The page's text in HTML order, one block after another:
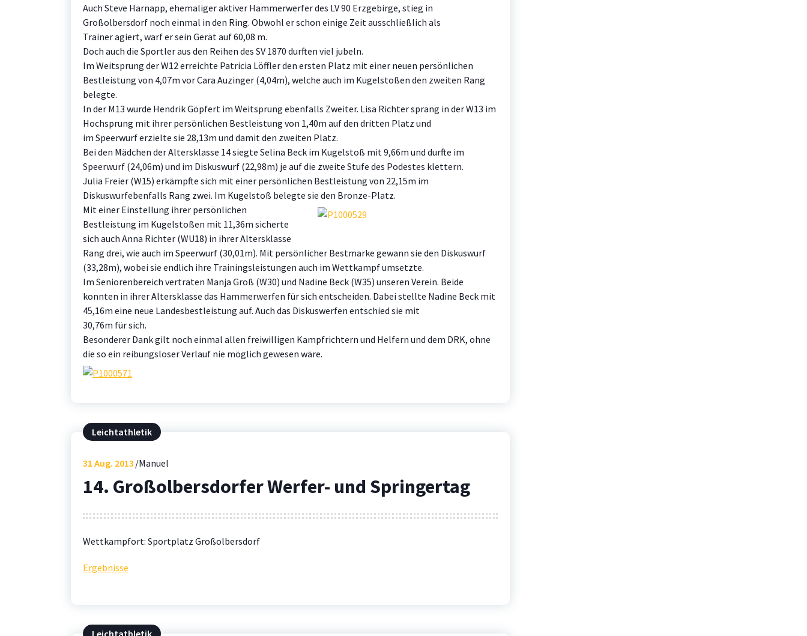
Auch Steve Harnapp, ehemaliger aktiver Hammerwerfer des LV 90 Erzgebirge, stieg in
Großolbersdorf noch einmal in den Ring. Obwohl er schon einige Zeit ausschließlich als
Trainer agiert, warf er sein Gerät auf 60,08 m.
Doch auch die Sportler aus den Reihen des SV 1870 durften viel jubeln.
Im Weitsprung der W12 erreichte Patricia Löffler den ersten Platz mit einer neuen persönlichen
Bestleistung von 4,07m vor Cara Auzinger (4,04m), welche auch im Kugelstoßen den zweiten Rang
belegte.
In der M13 wurde Hendrik Göpfert im Weitsprung ebenfalls Zweiter. Lisa Richter sprang in der W13 im
Hochsprung mit ihrer persönlichen Bestleistung von 1,40m auf den dritten Platz und
im Speerwurf erzielte sie 28,13m und damit den zweiten Platz.
Bei den Mädchen der Altersklasse 14 siegte Selina Beck im Kugelstoß mit 9,66m und durfte im
Speerwurf (24,06m) und im Diskuswurf (22,98m) je auf die zweite Stufe des Podestes klettern.
Julia Freier (W15) erkämpfte sich mit einer persönlichen Bestleistung von 22,15m im
Diskuswurfebenfalls Rang zwei. Im Kugelstoß belegte sie den Bronze-Platz.
Mit einer Einstellung ihrer persönlichen
Bestleistung im Kugelstoßen mit 11,36m sicherte
sich auch Anna Richter (WU18) in ihrer Altersklasse
Rang drei, wie auch im Speerwurf (30,01m). Mit persönlicher Bestmarke gewann sie den Diskuswurf
(33,28m), wobei sie endlich ihre Trainingsleistungen auch im Wettkampf umsetzte.
Im Seniorenbereich vertraten Manja Groß (W30) und Nadine Beck (W35) unseren Verein. Beide
konnten in ihrer Altersklasse das Hammerwerfen für sich entscheiden. Dabei stellte Nadine Beck mit
45,16m eine neue Landesbestleistung auf. Auch das Diskuswerfen entschied sie mit
30,76m für sich.
Besonderer Dank gilt noch einmal allen freiwilligen Kampfrichtern und Helfern und dem DRK, ohne
die so ein reibungsloser Verlauf nie möglich gewesen wäre.
Leichtathletik
31 Aug. 2013 Manuel
14. Großolbersdorfer Werfer- und Springertag
Wettkampfort: Sportplatz Großolbersdorf
Ergebnisse
Leichtathletik